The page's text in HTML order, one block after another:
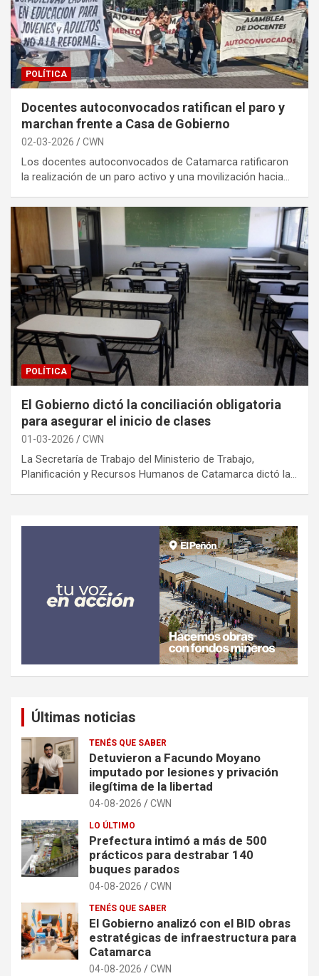
POLÍTICA
Docentes autoconvocados ratifican el paro y
marchan frente a Casa de Gobierno
02-03-2026 CWN
Los docentes autoconvocados de Catamarca ratificaron
la realización de un paro activo y una movilización hacia…
POLÍTICA
El Gobierno dictó la conciliación obligatoria
para asegurar el inicio de clases
01-03-2026 CWN
La Secretaría de Trabajo del Ministerio de Trabajo,
Planificación y Recursos Humanos de Catamarca dictó la…
Últimas noticias
TENÉS QUE SABER
Detuvieron a Facundo Moyano
imputado por lesiones y privación
ilegítima de la libertad
04-08-2026 CWN
LO ÚLTIMO
Prefectura intimó a más de 500
prácticos para destrabar 140
buques parados
04-08-2026 CWN
TENÉS QUE SABER
El Gobierno analizó con el BID obras
estratégicas de infraestructura para
Catamarca
04-08-2026 CWN